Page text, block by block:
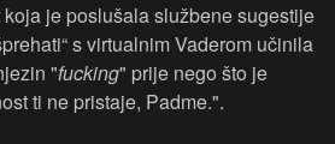
je poslušala službene sugestije
s virtualnim Vaderom učinila
"fucking" prije nego što je
ti ne pristaje, Padme.".